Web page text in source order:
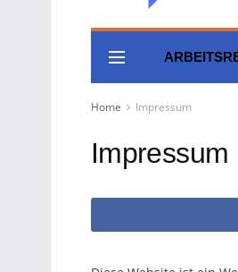
Home Impressum
Impressum